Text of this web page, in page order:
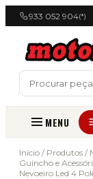
933 052 904(*)
MENU
Início / Produtos /
Guincho e
Nevoeiro Led 4